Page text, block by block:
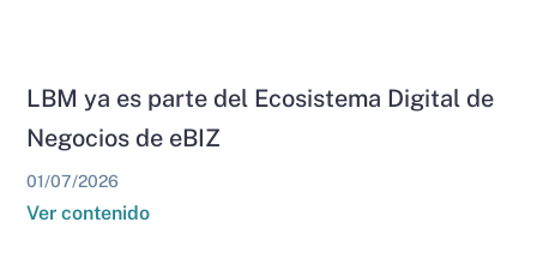
LBM ya es parte del Ecosistema Digital de
Negocios de eBIZ
01/07/2026
Ver contenido